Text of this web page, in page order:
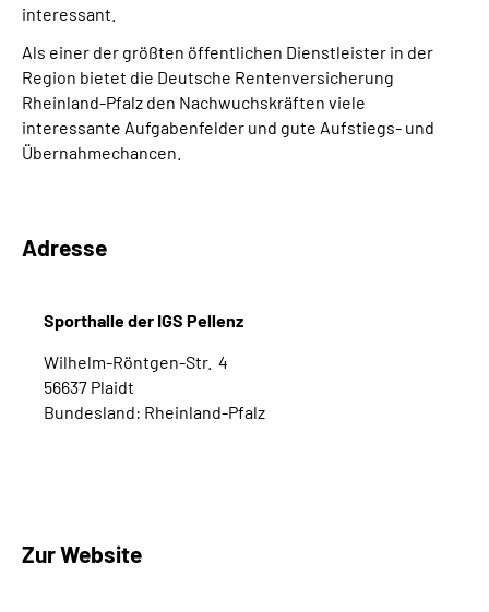
interessant.
Als einer der größten öffentlichen Dienstleister in der
Region bietet die Deutsche Rentenversicherung
Rheinland-Pfalz den Nachwuchskräften viele
interessante Aufgabenfelder und gute Aufstiegs- und
Übernahmechancen.
Adresse
Sporthalle der IGS Pellenz
Wilhelm-Röntgen-Str. 4
56637 Plaidt
Bundesland: Rheinland-Pfalz
Zur Website